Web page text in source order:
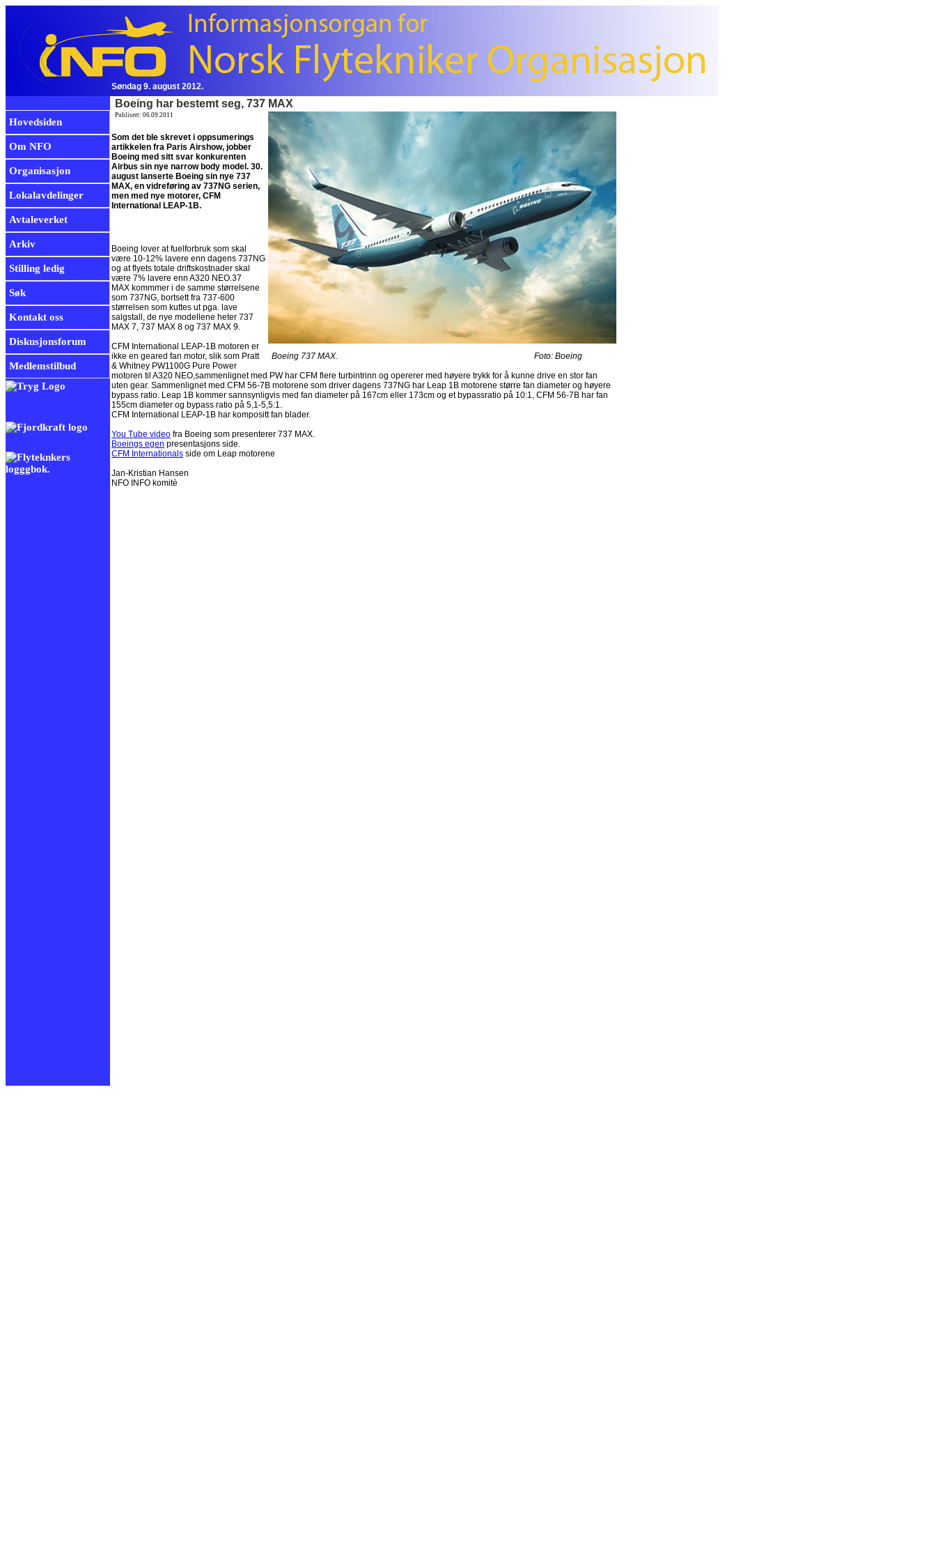
Søndag 9. august 2012.
Hovedsiden
Om NFO
Organisasjon
Lokalavdelinger
Avtaleverket
Arkiv
Stilling ledig
Søk
Kontakt oss
Diskusjonsforum
Medlemstilbud
Boeing har bestemt seg, 737 MAX
Publisert: 06.09.2011
Som det ble skrevet i oppsumerings
artikkelen fra Paris Airshow, jobber
Boeing med sitt svar konkurenten
Airbus sin nye narrow body model. 30.
august lanserte Boeing sin nye 737
MAX, en vidreføring av 737NG serien,
men med nye motorer, CFM
International LEAP-1B.
Boeing lover at fuelforbruk som skal
være 10-12% lavere enn dagens 737NG
og at flyets totale driftskostnader skal
være 7% lavere enn A320 NEO.37
MAX kommmer i de samme størrelsene
som 737NG, bortsett fra 737-600
størrelsen som kuttes ut pga. lave
salgstall, de nye modellene heter 737
MAX 7, 737 MAX 8 og 737 MAX 9.
CFM International LEAP-1B motoren er
ikke en geared fan motor, slik som Pratt
Boeing 737 MAX. Foto: Boeing
& Whitney PW1100G Pure Power
motoren til A320 NEO,sammenlignet med PW har CFM flere turbintrinn og opererer med høyere trykk for å kunne drive en stor fan
uten gear. Sammenlignet med CFM 56-7B motorene som driver dagens 737NG har Leap 1B motorene større fan diameter og høyere
bypass ratio. Leap 1B kommer sannsynligvis med fan diameter på 167cm eller 173cm og et bypassratio på 10:1, CFM 56-7B har fan
155cm diameter og bypass ratio på 5,1-5,5:1.
CFM International LEAP-1B har kompositt fan blader.
You Tube video fra Boeing som presenterer 737 MAX.
Boeings egen presentasjons side.
CFM Internationals side om Leap motorene
Jan-Kristian Hansen
NFO INFO komitè